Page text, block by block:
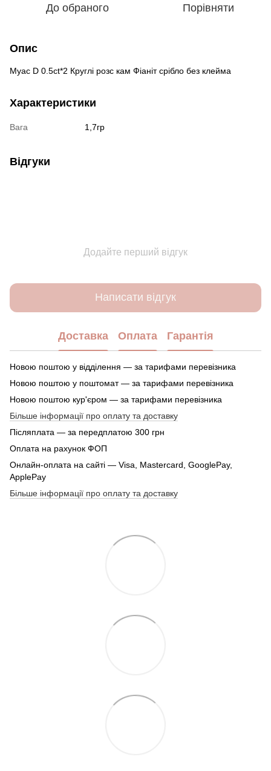
До обраного Порівняти
Опис
Муас D 0.5ct*2 Круглі розс кам Фіаніт срібло без клейма
Характеристики
Вага 1,7гр
Відгуки
Додайте перший відгук
Написати відгук
Доставка Оплата Гарантія
Новою поштою у відділення — за тарифами перевізника
Новою поштою у поштомат — за тарифами перевізника
Новою поштою кур'єром — за тарифами перевізника
Більше інформації про оплату та доставку
Післяплата — за передплатою 300 грн
Оплата на рахунок ФОП
Онлайн-оплата на сайті — Visa, Mastercard, GooglePay,
ApplePay
Більше інформації про оплату та доставку